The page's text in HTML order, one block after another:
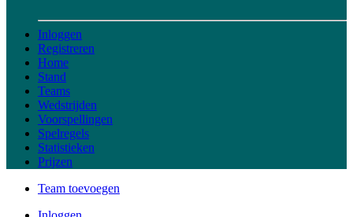
Inloggen
Registreren
Home
Stand
Teams
Wedstrijden
Voorspellingen
Spelregels
Statistieken
Prijzen
Team toevoegen